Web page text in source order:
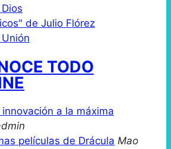
de Julio Flórez
TODO
innovación a la máxima
películas de Drácula Mao